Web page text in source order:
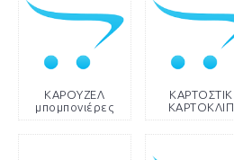
ΚΑΡΟΥΖΕΛ
μπομπονιέρες
ΚΑΡΤΟΣΤΙΚ
ΚΑΡΤΟΚΛΙΠ